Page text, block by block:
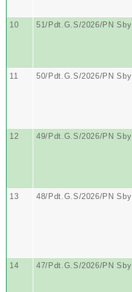
10 51/Pdt.G.S/2026/PN Sby
11 50/Pdt.G.S/2026/PN Sby
12 49/Pdt.G.S/2026/PN Sby
13 48/Pdt.G.S/2026/PN Sby
14 47/Pdt.G.S/2026/PN Sby